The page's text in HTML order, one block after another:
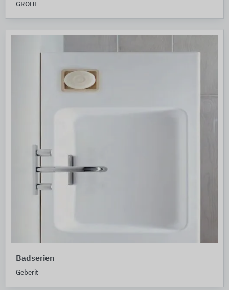
GROHE
Badserien
Geberit